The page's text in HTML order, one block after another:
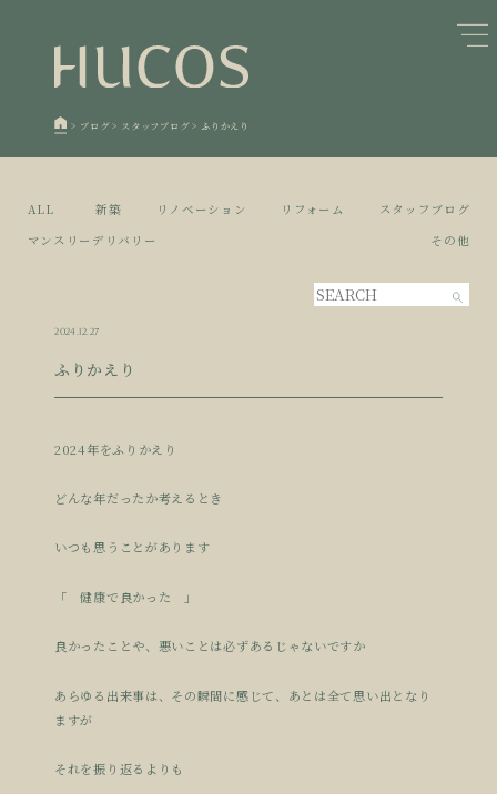
日本森林と循環
欧州住宅の文化と日本の現在地
廃棄物について知る
5 空き家とリノベーション
1 蓄熱するパッシブデザイン
2 自然素材の温もりと快適性を実現
活かすリノベーション
> ブログ> スタッフブログ> ふりかえり
ALL 新築 リノベーション リフォーム
スタッフブログ
マンスリーデリバリー
その他
2024.12.27
ふりかえり
2024年をふりかえり
どんな年だったか考えるとき
いつも思うことがあります
「 健康で良かった 」
良かったことや、悪いことは必ずあるじゃないですか
あらゆる出来事は、その瞬間に感じて、あとは全て思い出となり
ますが
それを振り返るよりも